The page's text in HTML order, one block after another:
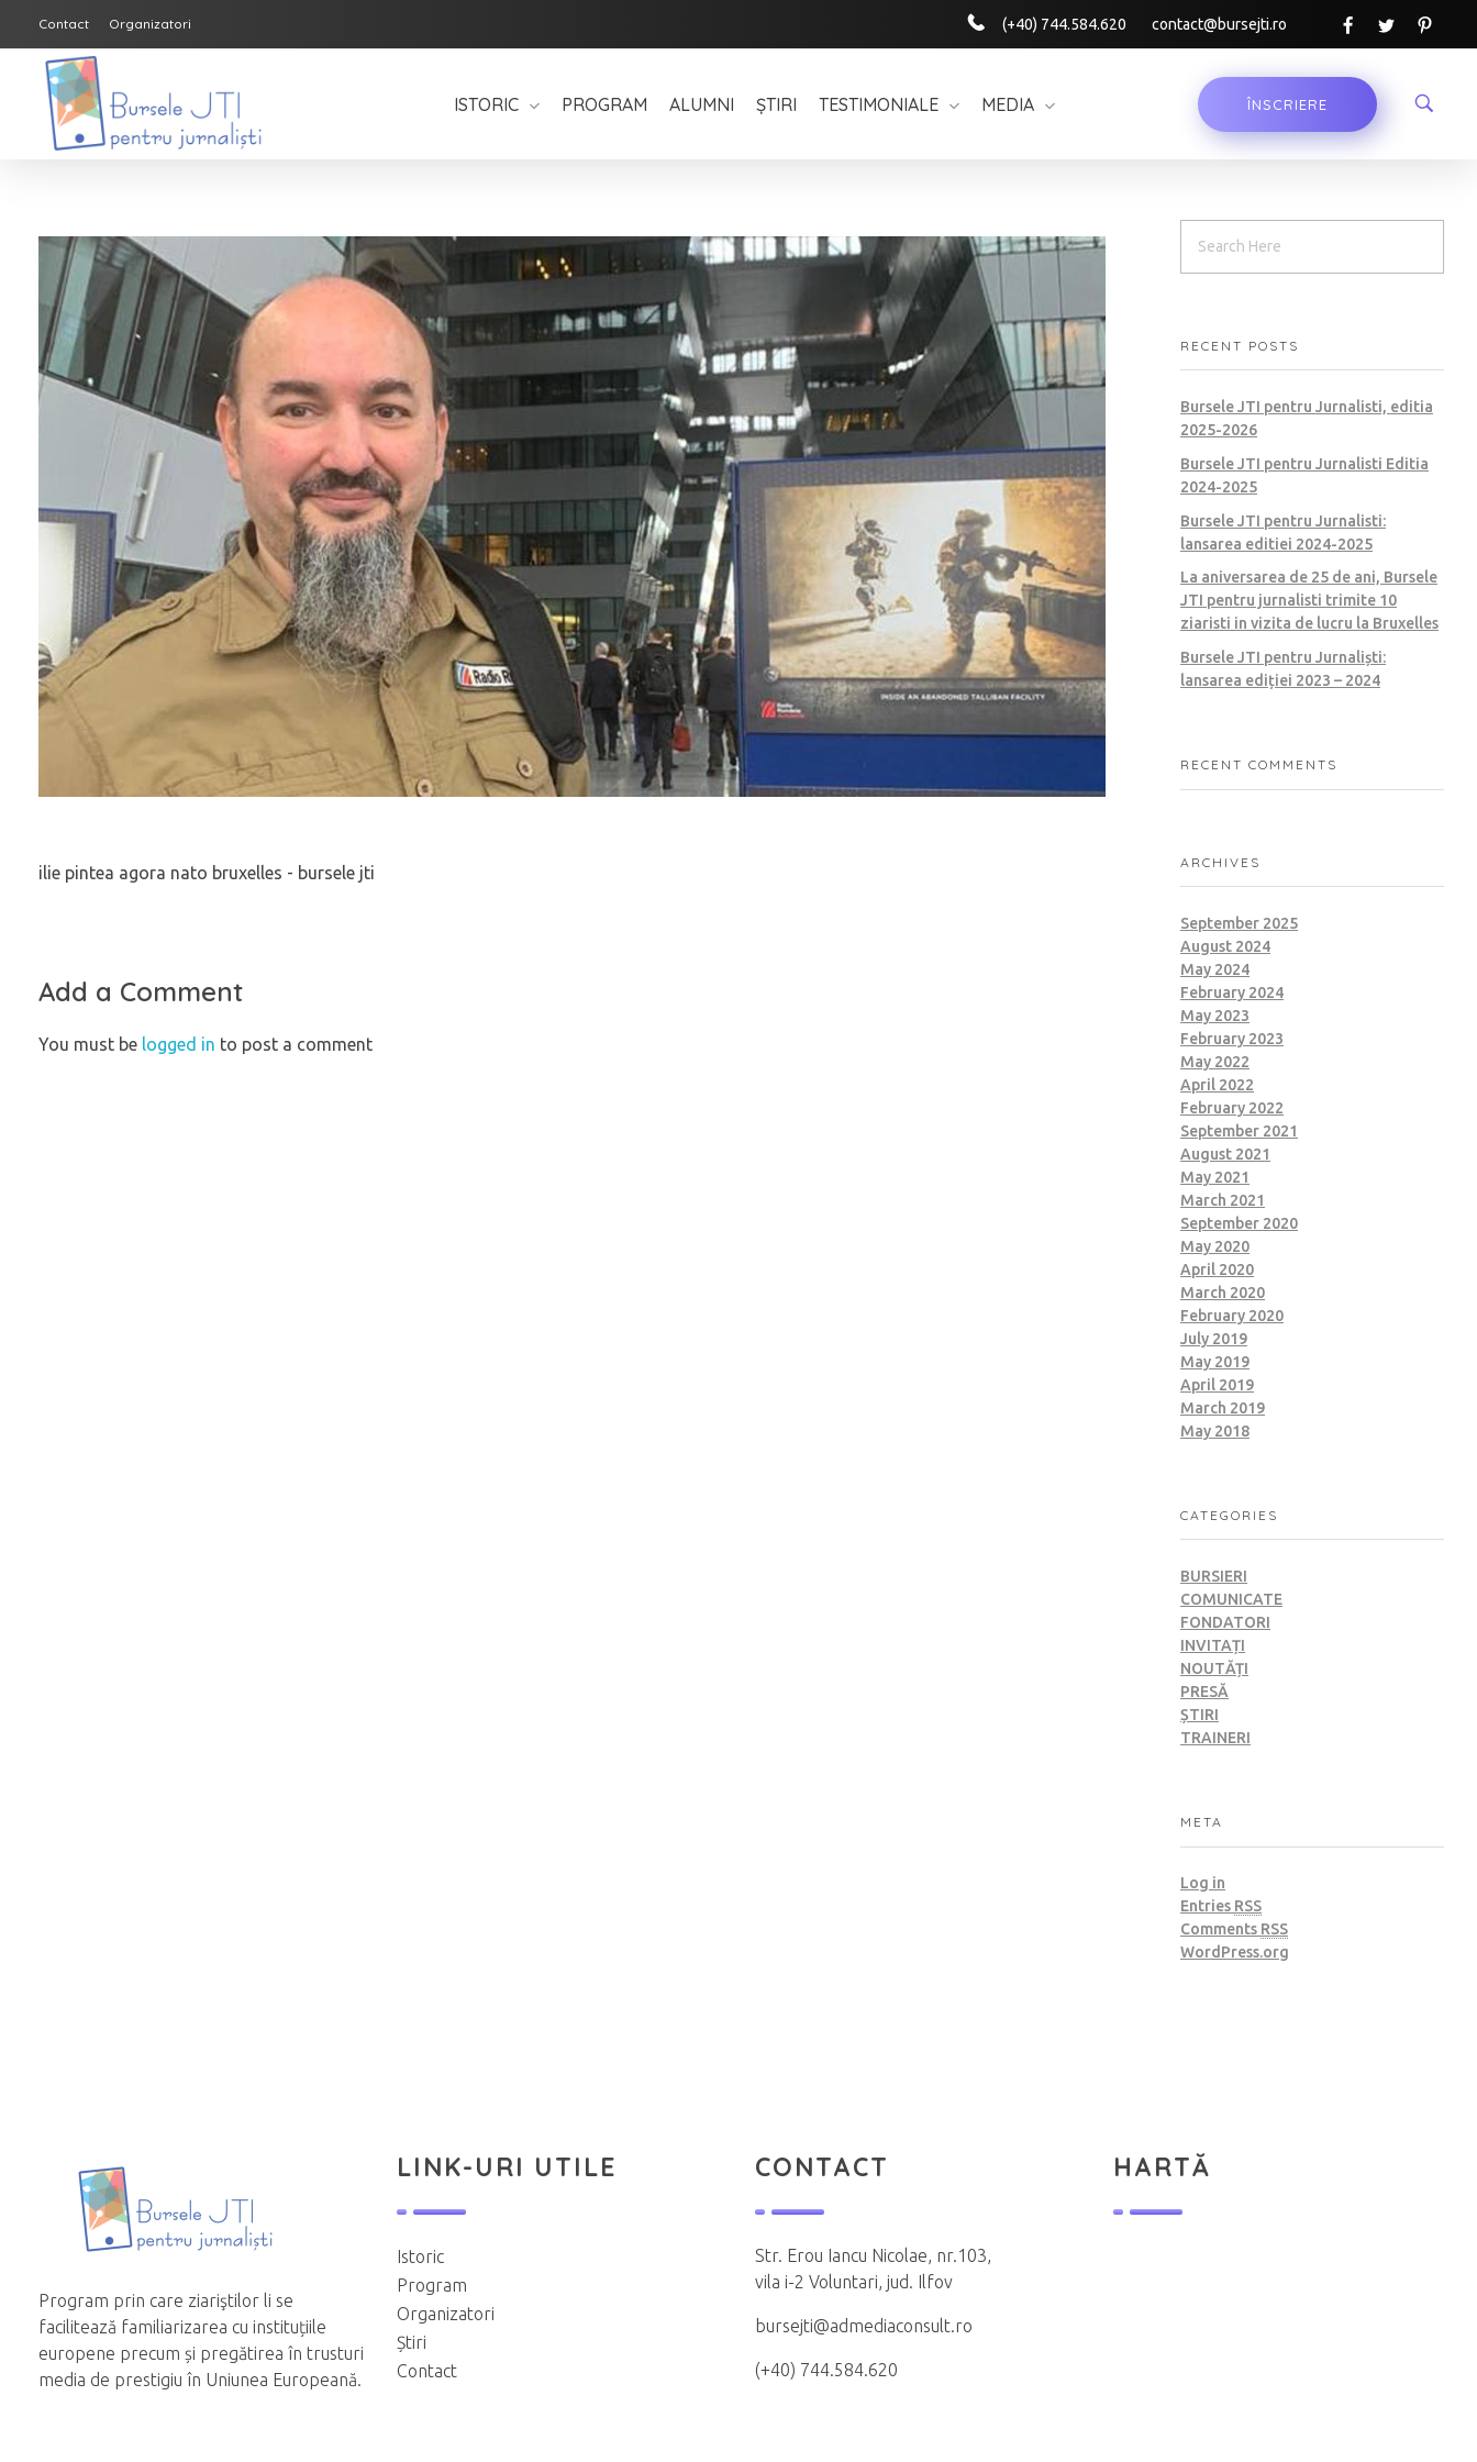
Contact Organizatori (+40) 744.584.620 contact@bursejti.ro
ÎNSCRIERE
ISTORIC PROGRAM ALUMNI ȘTIRI TESTIMONIALE MEDIA
ilie pintea agora nato bruxelles - bursele jti
Add a Comment
You must be logged in to post a comment
RECENT POSTS
Bursele JTI pentru Jurnalisti, editia
2025-2026
Bursele JTI pentru Jurnalisti Editia
2024-2025
Bursele JTI pentru Jurnalisti:
lansarea editiei 2024-2025
La aniversarea de 25 de ani, Bursele
JTI pentru jurnalisti trimite 10
ziaristi in vizita de lucru la Bruxelles
Bursele JTI pentru Jurnaliști:
lansarea ediției 2023 – 2024
RECENT COMMENTS
ARCHIVES
September 2025
August 2024
May 2024
February 2024
May 2023
February 2023
May 2022
April 2022
February 2022
September 2021
August 2021
May 2021
March 2021
September 2020
May 2020
April 2020
March 2020
February 2020
July 2019
May 2019
April 2019
March 2019
May 2018
CATEGORIES
BURSIERI
COMUNICATE
FONDATORI
INVITAȚI
NOUTĂȚI
PRESĂ
ȘTIRI
TRAINERI
META
Log in
Entries RSS
Comments RSS
WordPress.org
Program prin care ziariştilor li se
facilitează familiarizarea cu instituțiile
europene precum și pregătirea în trusturi
media de prestigiu în Uniunea Europeană.
LINK-URI UTILE
Istoric
Program
Organizatori
Știri
Contact
CONTACT
Str. Erou Iancu Nicolae, nr.103,
vila i-2 Voluntari, jud. Ilfov
bursejti@admediaconsult.ro
(+40) 744.584.620
HARTĂ